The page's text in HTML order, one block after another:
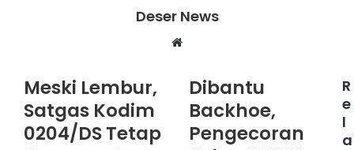
Deser News
Meski Lembur,
Satgas Kodim
0204/DS Tetap
Dibantu
Backhoe,
Pengecoran
R
e
l
a